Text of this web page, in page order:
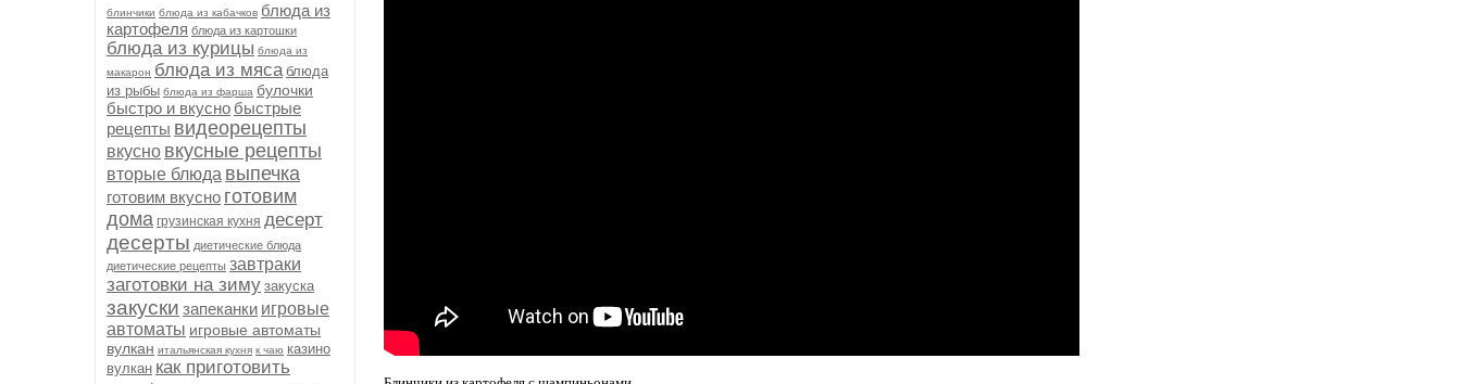
блинчики блюда из кабачков блюда из
картофеля блюда из картошки
блюда из курицы блюда из
макарон блюда из мяса блюда
из рыбы блюда из фарша булочки
быстро и вкусно быстрые
рецепты видеорецепты
вкусно вкусные рецепты
вторые блюда выпечка
готовим вкусно готовим
дома грузинская кухня десерт
десерты диетические блюда
диетические рецепты завтраки
заготовки на зиму закуска
закуски запеканки игровые
автоматы игровые автоматы
вулкан итальянская кухня к чаю казино
вулкан как приготовить